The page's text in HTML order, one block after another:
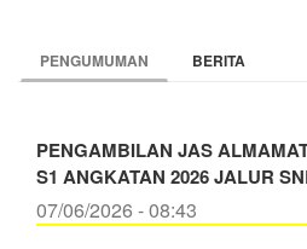
PENGUMUMAN BERITA
PENGAMBILAN JAS
S1 ANGKATAN 2026 JALUR
07/06/2026 - 08:43